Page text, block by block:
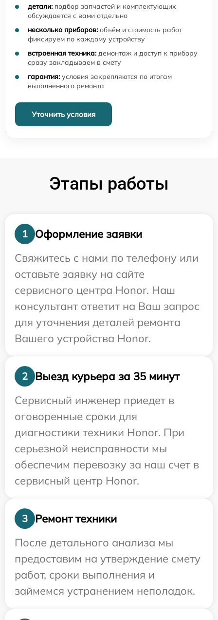
детали: подбор запчастей и комплектующих
обсуждается с вами отдельно
несколько приборов: объём и стоимость работ
фиксируем по каждому устройству
встроенная техника: демонтаж и доступ к прибору
сразу закладываем в смету
гарантия: условия закрепляются по итогам
выполненного ремонта
Уточнить условия
Этапы работы
1
Оформление заявки
Свяжитесь с нами по телефону или
оставьте заявку на сайте
сервисного центра Honor. Наш
консультант ответит на Ваш запрос
для уточнения деталей ремонта
Вашего устройства Honor.
2
Выезд курьера за 35 минут
Сервисный инженер приедет в
оговоренные сроки для
диагностики техники Honor. При
серьезной неисправности мы
обеспечим перевозку за наш счет в
сервисный центр Honor.
3
Ремонт техники
После детального анализа мы
предоставим на утверждение смету
работ, сроки выполнения и
займемся устранением неполадок.